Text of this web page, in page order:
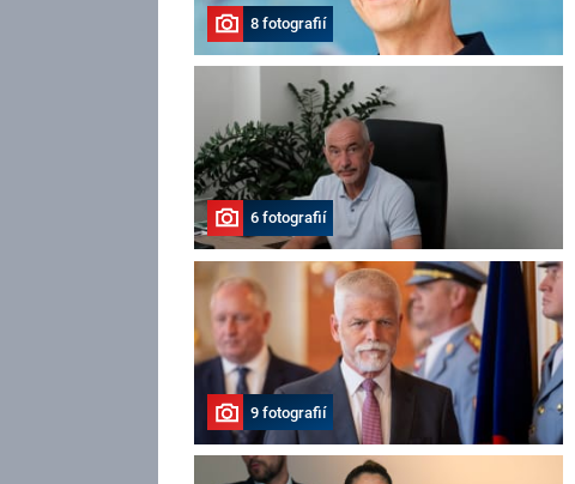
8 fotografií
6 fotografií
9 fotografií